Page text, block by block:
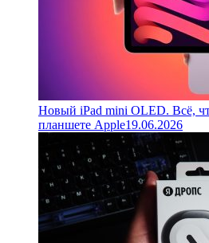
Новый iPad mini OLED. Всё,
планшете Apple19.06.2026